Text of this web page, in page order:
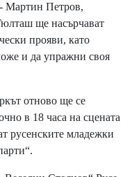
Мартин Петров,
ще насърчават
прояви, като
и да упражни своя
отново ще се
в 18 часа на сцената
русенските младежки